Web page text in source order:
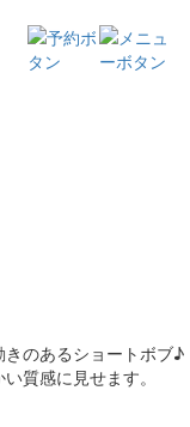
のあるショートボブ♪
質感に見せます。